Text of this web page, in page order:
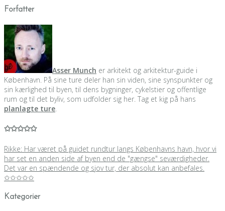
Forfatter
Asser Munch er arkitekt og arkitektur-guide i
København. På sine ture deler han sin viden, sine synspunkter og
sin kærlighed til byen, til dens bygninger, cykelstier og offentlige
rum og til det byliv, som udfolder sig her. Tag et kig på hans
planlagte ture
✩✩✩✩✩
Rikke: Har været på guidet rundtur langs Københavns havn, hvor vi
har set en anden side af byen end de "gængse" seværdigheder.
Det var en spændende og sjov tur, der absolut kan anbefales.
✩✩✩✩✩
Kategorier